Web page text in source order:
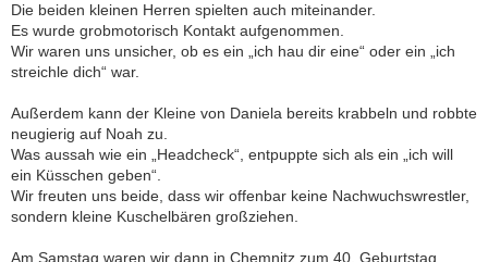
Die beiden kleinen Herren spielten auch miteinander.
Es wurde grobmotorisch Kontakt aufgenommen.
Wir waren uns unsicher, ob es ein „ich hau dir eine“ oder ein „ich
streichle dich“ war.
Außerdem kann der Kleine von Daniela bereits krabbeln und robbte
neugierig auf Noah zu.
Was aussah wie ein „Headcheck“, entpuppte sich als ein „ich will
ein Küsschen geben“.
Wir freuten uns beide, dass wir offenbar keine Nachwuchswrestler,
sondern kleine Kuschelbären großziehen.
Am Samstag waren wir dann in Chemnitz zum 40. Geburtstag